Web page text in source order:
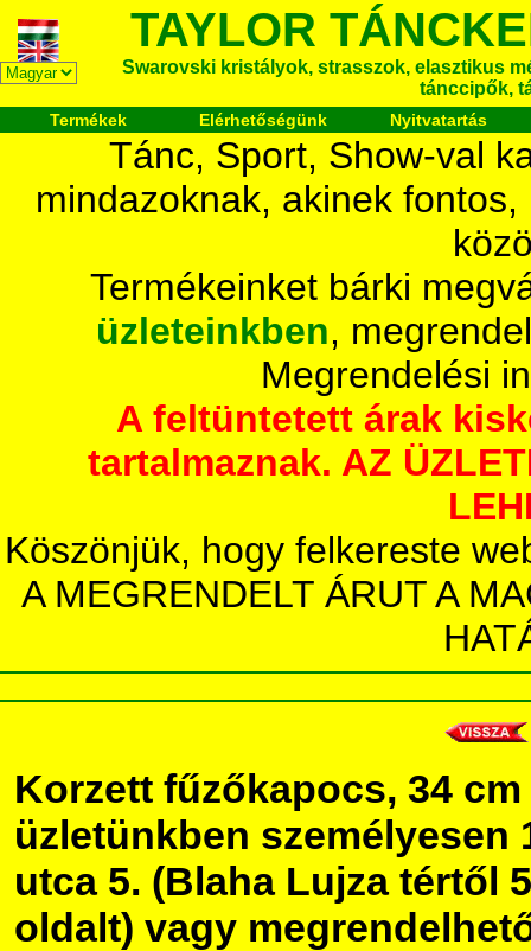
TAYLOR
Swarovski kristályok, strasszok, elasztikus
tánccipők,
Termékek Elérhetőségünk Nyitvatartás
Tánc, Sport, Show-val
mindazoknak, akinek
Termékeinket bárki
üzleteinkben,
Megrendelési
A feltüntetett árak
tartalmaznak. AZ
Köszönjük, hogy felkereste
A MEGRENDELT ÁRUT A
Korzett fűzőkapocs, 34
üzletünkben személyesen
utca 5. (Blaha Lujza tértől
oldalt) vagy